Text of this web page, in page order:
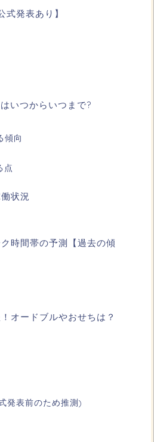
発表あり】
いつからいつまで?
傾向
点
状況
時間帯の予測【過去の傾
オードブルやおせちは？
発表前のため推測)